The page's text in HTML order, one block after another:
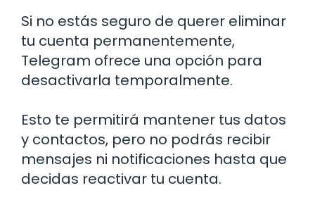
Si no estás seguro de querer eliminar
tu cuenta permanentemente,
Telegram ofrece una opción para
desactivarla temporalmente.
Esto te permitirá mantener tus datos
y contactos, pero no podrás recibir
mensajes ni notificaciones hasta que
decidas reactivar tu cuenta.